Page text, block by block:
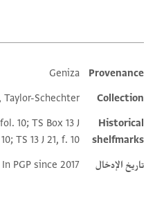
Additional metadata
Provenance
Geniza
Collection
Taylor-Schechter
Historical
shelfmarks
10; TS Box 13 J
TS 13 J 21, f. 10
تاريخ الإدخال
In PGP since 2017